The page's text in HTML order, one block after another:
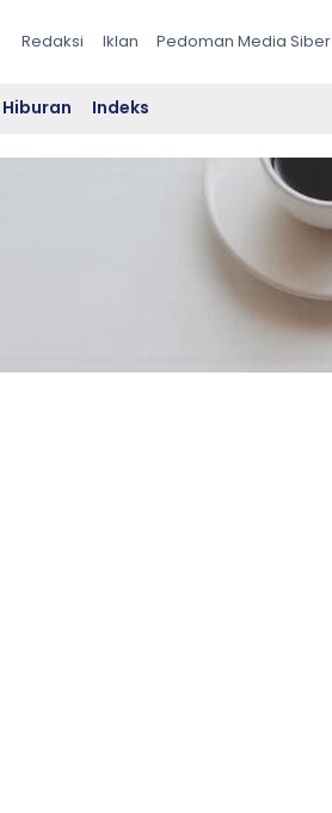
Redaksi Iklan Pedoman Media Siber
Hiburan Indeks